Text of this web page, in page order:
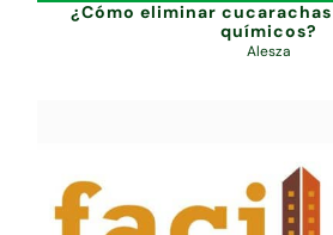
¿Cómo eliminar
químicos?
Alesza